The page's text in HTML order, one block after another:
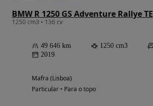
BMW R 1250 GS Adventure Rallye TE
1250 cm3 • 136 cv
49 646 km 1250 cm3
2019
Mafra (Lisboa)
Particular • Para o topo